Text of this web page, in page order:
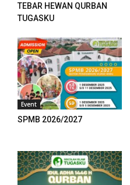
TEBAR HEWAN QURBAN
TUGASKU
Event
SPMB 2026/2027